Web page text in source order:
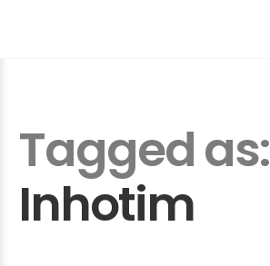
Tagged as:
Inhotim